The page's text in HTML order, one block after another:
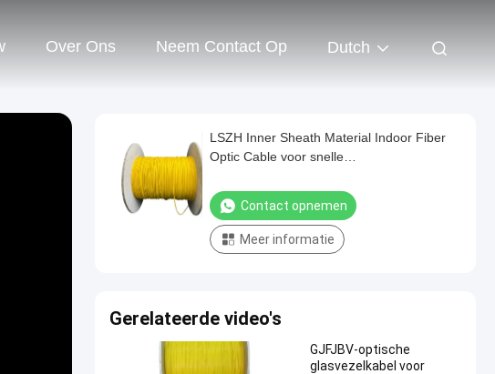
Over Ons Neem Contact Op Dutch
LSZH Inner Sheath Material Indoor Fiber
Optic Cable voor snelle
kernconfiguratie
Contact opnemen
Meer informatie
Gerelateerde video's
GJFJBV-optische
glasvezelkabel voor